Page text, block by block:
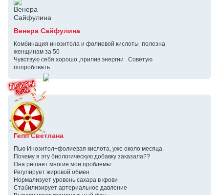
Венера Сайфулина
Комбинация инозитола и фолиевой кислоты полезна
женщинам за 50
Чувствую себя хорошо ,прилив энергии . Советую
попробовать
Гепп Светлана
Пью Инозитол+фолиевая кислота, уже около месяца.
Почему я эту биологическую добавку заказала??
Она решает многие мои проблемы:
Регулирует жировой обмен
Нормализует уровень сахара в крови
Стабилизирует артериальное давление